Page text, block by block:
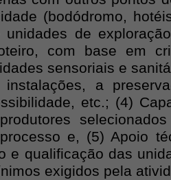
(bodódromo,
unidades de
com base em
sensoriais e
instalações, a
etc.; (4)
e, (5) Apoio
e qualificação das
exigidos pela